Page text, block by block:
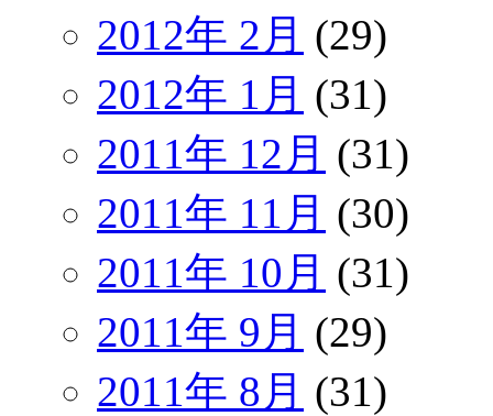
2012年 2月 (29)
2012年 1月 (31)
2011年 12月 (31)
2011年 11月 (30)
2011年 10月 (31)
2011年 9月 (29)
2011年 8月 (31)